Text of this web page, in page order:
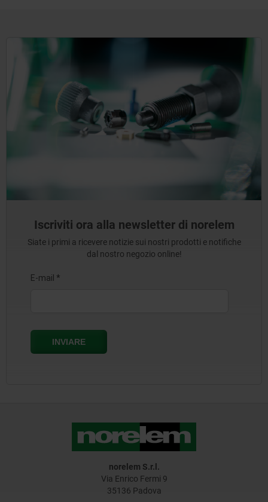
Iscriviti ora alla newsletter di norelem
Siate i primi a ricevere notizie sui nostri prodotti e notifiche
dal nostro negozio online!
norelem S.r.l.
Via Enrico Fermi 9
35136 Padova